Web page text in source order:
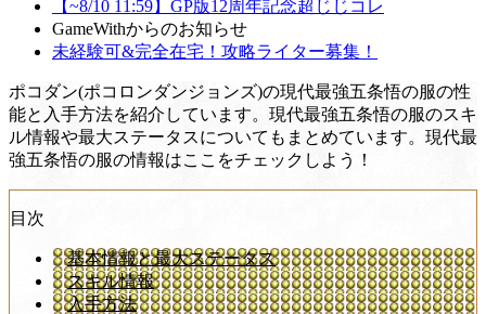
【~8/10 11:59】GP版12周年記念超じじコレ
GameWithからのお知らせ
未経験可&完全在宅！攻略ライター募集！
ポコダン(ポコロンダンジョンズ)の現代最強五条悟の服の性
能と入手方法を紹介しています。現代最強五条悟の服のスキ
ル情報や最大ステータスについてもまとめています。現代最
強五条悟の服の情報はここをチェックしよう！
目次
基本情報と最大ステータス
スキル情報
入手方法